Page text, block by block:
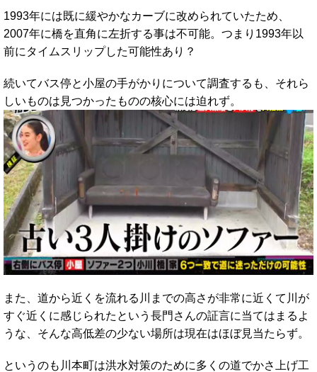
1993年には既に緩やかなカーブに改められていたため、
2007年に橋を直角に左折する事は不可能。つまり1993年以
前にタイムスリップした可能性あり？
続いてバス停と小屋の手がかりについて調査するも、それら
しいものは見つかったものの核心には迫れず。
また、道から近くを流れる川までの高さが非常に近くて川が
すぐ近くに感じられたという長門さんの証言に当てはまるよ
うな、そんな高低差の少ない場所は現在はほぼ見当たらず。
というのも川本町は洪水対策のために多くの道でかさ上げ工